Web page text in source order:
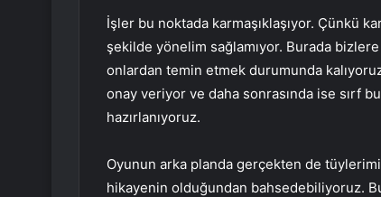
İşler bu noktada karmaşıklaşıyor. Çünkü
şekilde yönelim sağlamıyor. Burada
onlardan temin etmek durumunda
onay veriyor ve daha sonrasında ise sırf
hazırlanıyoruz.
Oyunun arka planda gerçekten de
hikayenin olduğundan bahsedebiliyoruz.